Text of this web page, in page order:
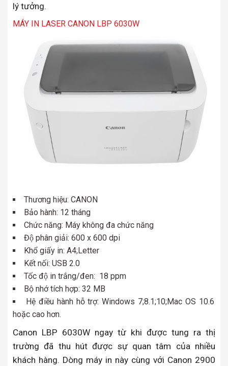
lý tưởng.
MÁY IN LASER CANON LBP 6030W
Thương hiệu: CANON
Bảo hành: 12 tháng
Chức năng: Máy không đa chức năng
Độ phân giải: 600 x 600 dpi
Khổ giấy in: A4;Letter
Kết nối: USB 2.0
Tốc độ in trắng/đen: 18 ppm
Bộ nhớ tích hợp: 32 MB
Hệ điều hành hỗ trợ: Windows 7;8.1;10;Mac OS 10.6
hoặc cao hơn.
Canon LBP 6030W ngay từ khi được tung ra thị
trường đã thu hút được sự quan tâm của nhiều
khách hàng. Dòng máy in này cùng với Canon 2900